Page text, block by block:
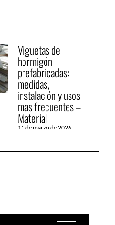
Viguetas de
hormigón
prefabricadas:
medidas,
instalación y usos
mas frecuentes –
Material
11 de marzo de 2026